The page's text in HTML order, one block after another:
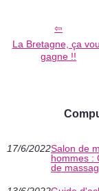
La Bretagne, ça
gagne !!
17/6/2022Salon de
hommes :
de